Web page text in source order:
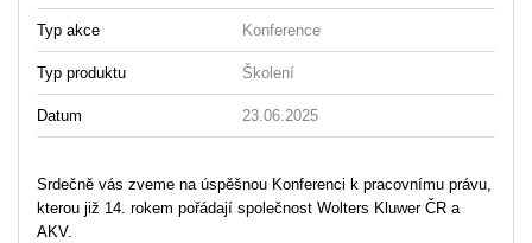
Typ akce Konference
Typ produktu Školení
Datum 23.06.2025
Srdečně vás zveme na úspěšnou Konferenci k pracovnímu právu,
kterou již 14. rokem pořádají společnost Wolters Kluwer ČR a
AKV.